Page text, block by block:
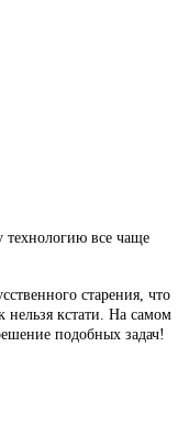
технологию все чаще
старения, что
нельзя кстати. На самом
подобных задач!